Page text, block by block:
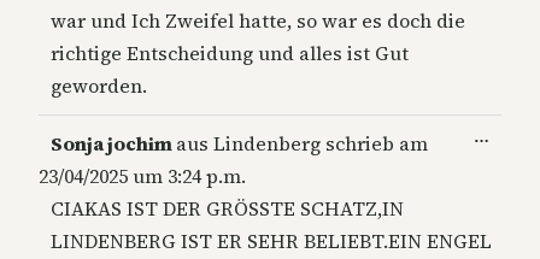
war und Ich Zweifel hatte, so war es doch die
richtige Entscheidung und alles ist Gut
geworden.
Sonja jochimaus Lindenberg schrieb am
23/04/2025um 3:24 p.m.
CIAKAS IST DER GRÖSSTE SCHATZ,IN
LINDENBERG IST ER SEHR BELIEBT.EIN ENGEL
…